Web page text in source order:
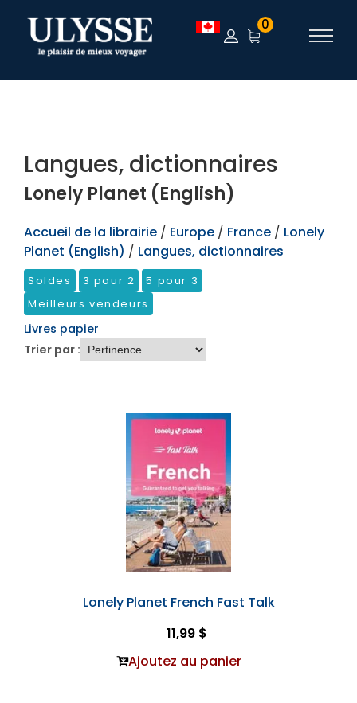
TEST 0
Langues, dictionnaires
Lonely Planet (English)
Accueil de la librairie / Europe / France / Lonely
Planet (English) / Langues, dictionnaires
Soldes 3 pour 2
5 pour 3
Meilleurs vendeurs
Livres papier
Trier par :
Lonely Planet French Fast Talk
11,99 $
Ajoutez au panier